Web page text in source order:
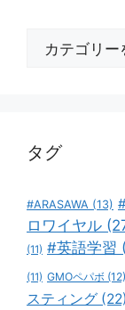
タグ
#ARASAWA (13)
ロワイヤル
(11) #英語学習
(11) GMOペパボ (12)
スティング (22)